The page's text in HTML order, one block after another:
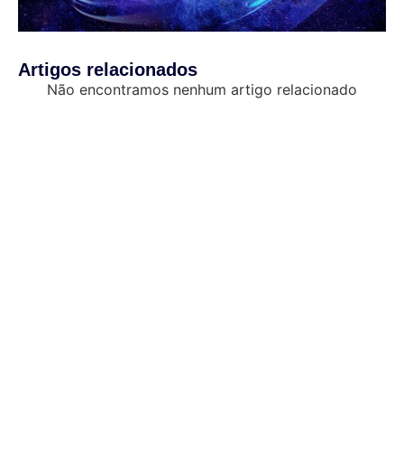
Artigos relacionados
Não encontramos nenhum artigo relacionado